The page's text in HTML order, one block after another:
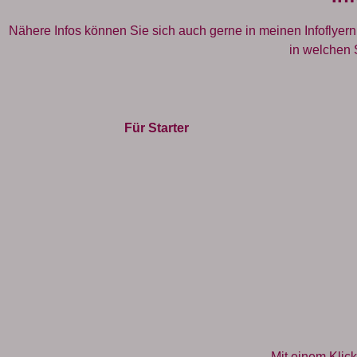
Nähere Infos können Sie sich auch gerne in meinen
in welchen
Für Starter